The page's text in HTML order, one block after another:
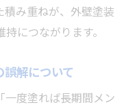
逃さないための注
るための早期対策
み重ねが、外壁塗装
につながります。
解について
一度塗れば長期間メン